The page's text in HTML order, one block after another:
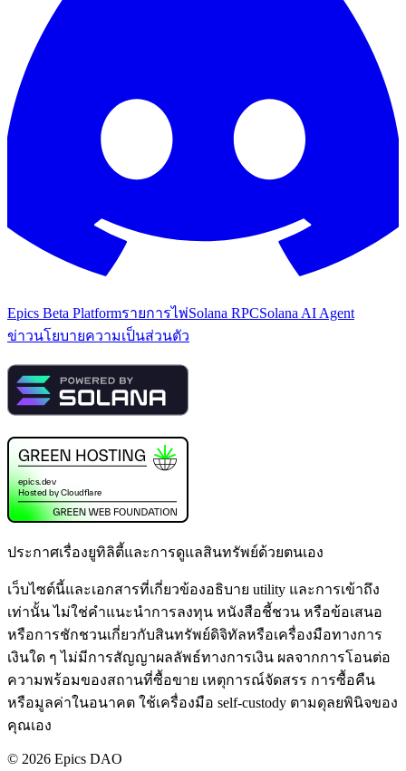
Epics Beta Platformรายการไพ่Solana RPCSolana AI Agent
ข่าวนโยบายความเป็นส่วนตัว
ประกาศเรื่องยูทิลิตี้และการดูแลสินทรัพย์ด้วยตนเอง
เว็บไซต์นี้และเอกสารที่เกี่ยวข้องอธิบาย utility และการเข้าถึง
เท่านั้น ไม่ใช่คำแนะนำการลงทุน หนังสือชี้ชวน หรือข้อเสนอ
หรือการชักชวนเกี่ยวกับสินทรัพย์ดิจิทัลหรือเครื่องมือทางการ
เงินใด ๆ ไม่มีการสัญญาผลลัพธ์ทางการเงิน ผลจากการโอนต่อ
ความพร้อมของสถานที่ซื้อขาย เหตุการณ์จัดสรร การซื้อคืน
หรือมูลค่าในอนาคต ใช้เครื่องมือ self-custody ตามดุลยพินิจของ
คุณเอง
© 2026 Epics DAO